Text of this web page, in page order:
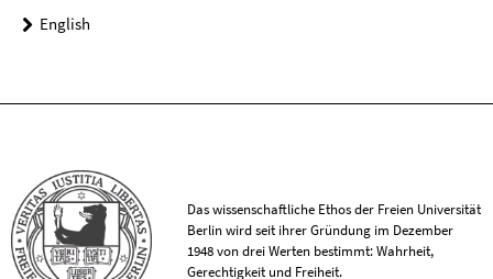
English
Das wissenschaftliche Ethos der Freien Universität
Berlin wird seit ihrer Gründung im Dezember
1948 von drei Werten bestimmt: Wahrheit,
Gerechtigkeit und Freiheit.